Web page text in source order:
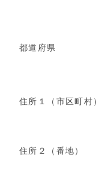
都道府県
住所１（市区町村）
住所２（番地）